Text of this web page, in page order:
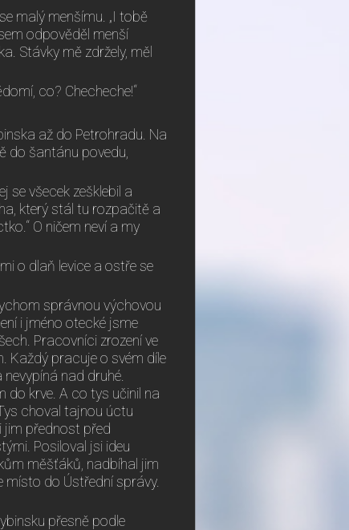
malý menšímu. „I tobě
odpověděl menší
Stávky mě zdržely, měl
co? Checheche!“
až do Petrohradu. Na
do šantánu povedu,
se všecek zešklebil a
který stál tu rozpačitě a
O ničem neví a my
o dlaň levice a ostře se
správnou výchovou
i jméno otecké jsme
Pracovníci zrození ve
Každý pracuje o svém díle
nad druhé.
do krve. A co tys učinil na
choval tajnou úctu
jim přednost před
Posiloval jsi ideu
měšťáků, nadbíhal jim
do Ústřední správy.
přesně podle